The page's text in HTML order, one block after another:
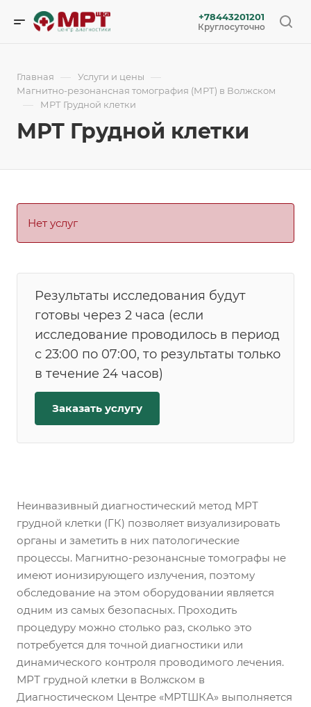
+78443201201
Круглосуточно
Главная — Услуги и цены —
Магнитно-резонансная томография (МРТ) в Волжском
— МРТ Грудной клетки
МРТ Грудной клетки
Нет услуг
Результаты исследования будут
готовы через 2 часа (если
исследование проводилось в период
с 23:00 по 07:00, то результаты только
в течение 24 часов)
Заказать услугу
Неинвазивный диагностический метод МРТ
грудной клетки (ГК) позволяет визуализировать
органы и заметить в них патологические
процессы. Магнитно-резонансные томографы не
имеют ионизирующего излучения, поэтому
обследование на этом оборудовании является
одним из самых безопасных. Проходить
процедуру можно столько раз, сколько это
потребуется для точной диагностики или
динамического контроля проводимого лечения.
МРТ грудной клетки в Волжском в
Диагностическом Центре «МРТШКА» выполняется